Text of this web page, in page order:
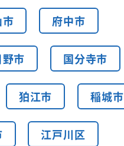
府中市
野市 国分寺市
狛江市 稲城市
江戸川区